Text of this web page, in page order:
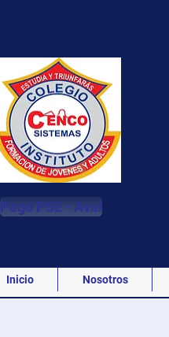
Pago PSE - Aval
Inicio Nosotros